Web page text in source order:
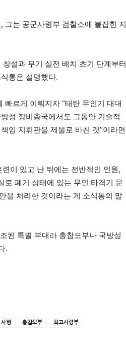
그는 공군사령부 검찰소에 붙잡힌 지
설과 무기 실전 배치 초기 단계부터
통은 설명했다.
르게 이뤄지자 “태탄 무인기 대대
성 장비총국에서도 그동안 기술적
임 지휘관을 제물로 바친 것”이라면
이 있고 난 뒤에는 전반적인 인원,
로 폐기 상태에 있는 무인 타격기 문
을 처리한 것이라는 게 소식통의 말
된 특별 부대라 총참모부나 국방성
.
사형 총참모부 최고사령부